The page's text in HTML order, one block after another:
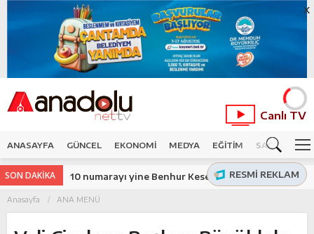
X
Canlı TV
ANASAYFA GÜNCEL EKONOMİ MEDYA EĞİTİM SAĞLIK
RESMI REKLAM
SON DAKİKA 10 numarayı yine Benhur Keser giyecek
Anasayfa ANA MENÜ